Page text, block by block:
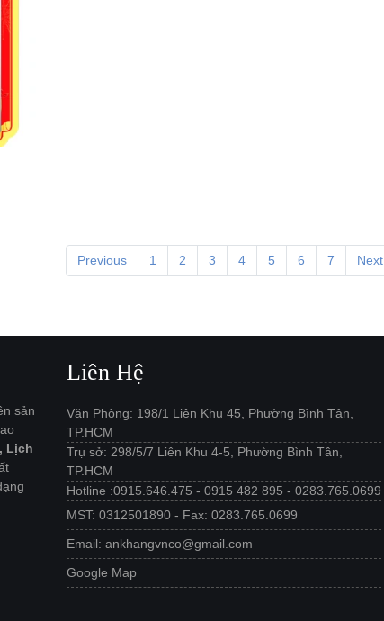
Previous 1 2 3 4 5 6 7 Next
sản
Lịch
Liên Hệ
Văn Phòng: 198/1 Liên Khu 45, Phường Bình Tân,
TP.HCM
Trụ sở: 298/5/7 Liên Khu 4-5, Phường Bình Tân,
TP.HCM
Hotline :0915.646.475 - 0915 482 895 - 0283.765.0699
MST: 0312501890 - Fax: 0283.765.0699
Email: ankhangvnco@gmail.com
Google Map